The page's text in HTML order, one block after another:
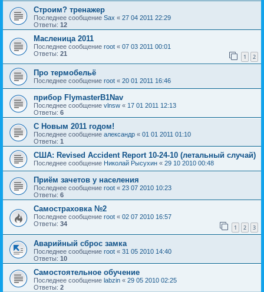
Строим? тренажер
Последнее сообщение Sax « 27 04 2011 22:29
Ответы: 12
Масленица 2011
Последнее сообщение root « 07 03 2011 00:01
Ответы: 21 1 2
Про термобельё
Последнее сообщение root « 20 01 2011 16:46
прибор FlymasterB1Nav
Последнее сообщение vlnsw « 17 01 2011 12:13
Ответы: 6
С Новым 2011 годом!
Последнее сообщение александр « 01 01 2011 01:10
Ответы: 1
США: Revised Accident Report 10-24-10 (летальный случай)
Последнее сообщение Николай Рысухин « 29 10 2010 00:48
Приём зачетов у населения
Последнее сообщение root « 23 07 2010 10:23
Ответы: 6
Самостраховка №2
Последнее сообщение root « 02 07 2010 16:57
Ответы: 34 1 2 3
Аварийный сброс замка
Последнее сообщение root « 31 05 2010 14:40
Ответы: 10
Самостоятельное обучение
Последнее сообщение labzin « 29 05 2010 02:25
Ответы: 2